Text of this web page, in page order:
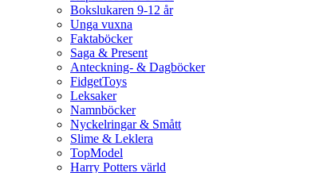
Bokslukaren 9-12 år
Unga vuxna
Faktaböcker
Saga & Present
Anteckning- & Dagböcker
FidgetToys
Leksaker
Namnböcker
Nyckelringar & Smått
Slime & Leklera
TopModel
Harry Potters värld